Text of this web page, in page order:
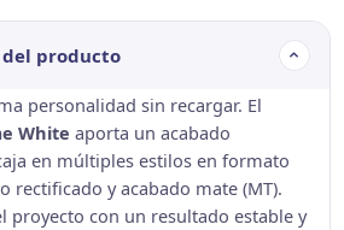
producto
personalidad sin recargar. El
White aporta un acabado
en múltiples estilos en formato
rectificado y acabado mate (MT).
proyecto con un resultado estable y